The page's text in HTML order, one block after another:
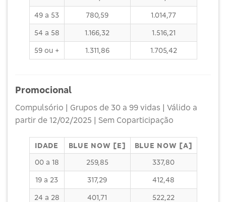
49 a 53 780,59 1.014,77
54 a 58 1.166,32 1.516,21
59 ou + 1.311,86 1.705,42
Promocional
Compulsório | Grupos de 30 a 99 vidas | Válido a
partir de 12/02/2025 | Sem Coparticipação
IDADE BLUE NOW [E]
BLUE NOW [A]
00 a 18
259,85 337,80
19 a 23 317,29 412,48
24 a 28 401,71 522,22